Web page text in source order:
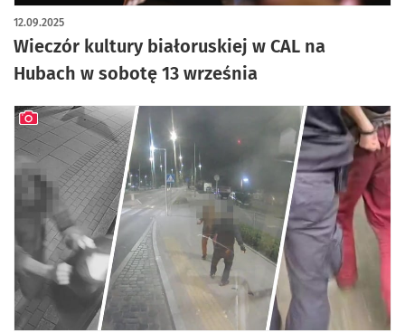
Wieczór kultury białoruskiej w CAL na
Hubach w sobotę 13 września
12.09.2025